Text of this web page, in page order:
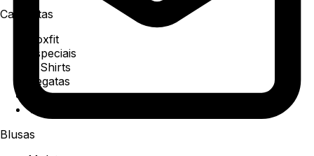
Camisetas
Boxfit
Especiais
T-Shirts
Regatas
Polo
Ver todos
Blusas